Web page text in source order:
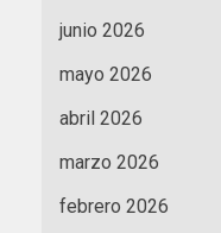
junio 2026
mayo 2026
abril 2026
marzo 2026
febrero 2026